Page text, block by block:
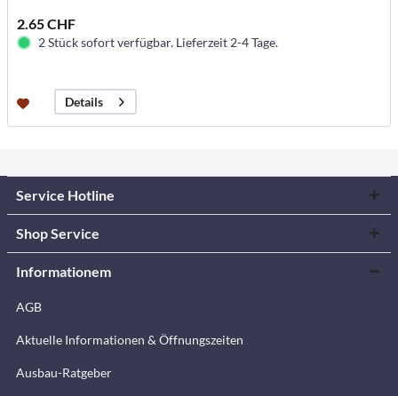
2.65 CHF
2 Stück sofort verfügbar. Lieferzeit 2-4 Tage.
Details
Service Hotline
Shop Service
Informationem
AGB
Aktuelle Informationen & Öffnungszeiten
Ausbau-Ratgeber